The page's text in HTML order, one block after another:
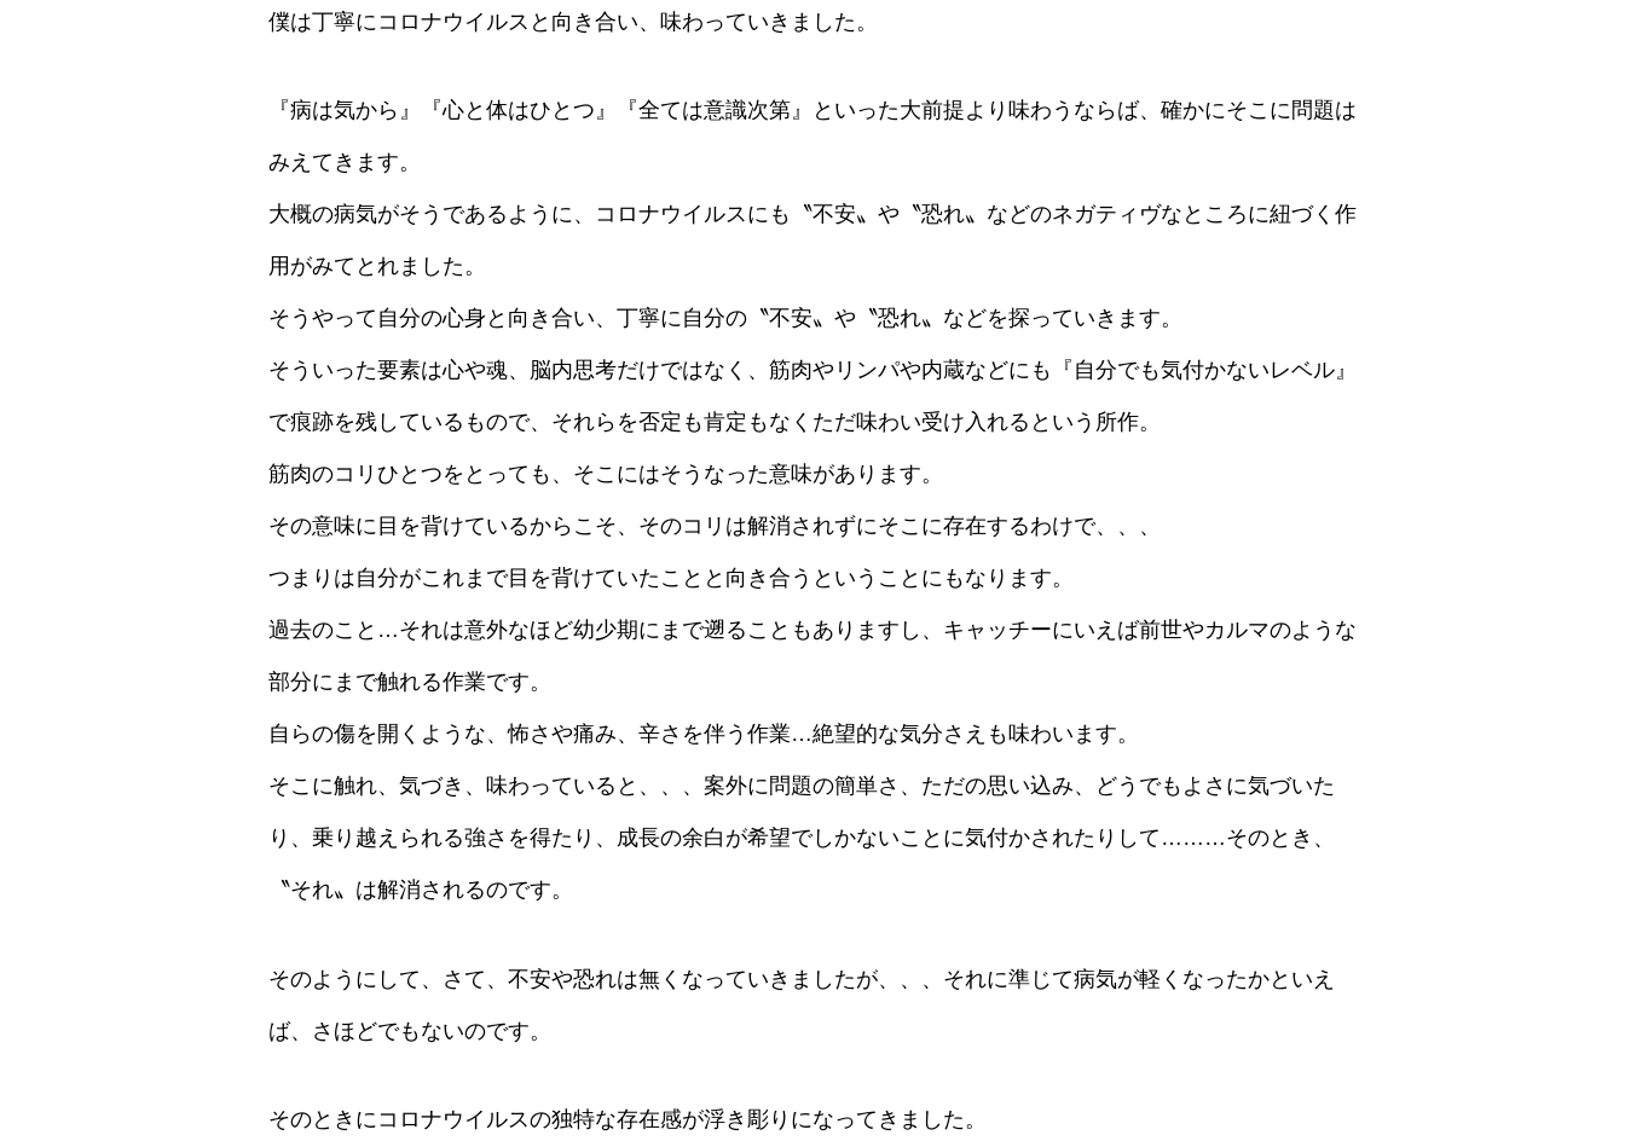
僕は丁寧にコロナウイルスと向き合い、味わっていきました。
『病は気から』『心と体はひとつ』『全ては意識次第』といった大前提より味わうならば、確かにそこに問題は
みえてきます。
大概の病気がそうであるように、コロナウイルスにも〝不安〟や〝恐れ〟などのネガティヴなところに紐づく作
用がみてとれました。
そうやって自分の心身と向き合い、丁寧に自分の〝不安〟や〝恐れ〟などを探っていきます。
そういった要素は心や魂、脳内思考だけではなく、筋肉やリンパや内蔵などにも『自分でも気付かないレベル』
で痕跡を残しているもので、それらを否定も肯定もなくただ味わい受け入れるという所作。
筋肉のコリひとつをとっても、そこにはそうなった意味があります。
その意味に目を背けているからこそ、そのコリは解消されずにそこに存在するわけで、、、
つまりは自分がこれまで目を背けていたことと向き合うということにもなります。
過去のこと…それは意外なほど幼少期にまで遡ることもありますし、キャッチーにいえば前世やカルマのような
部分にまで触れる作業です。
自らの傷を開くような、怖さや痛み、辛さを伴う作業…絶望的な気分さえも味わいます。
そこに触れ、気づき、味わっていると、、、案外に問題の簡単さ、ただの思い込み、どうでもよさに気づいた
り、乗り越えられる強さを得たり、成長の余白が希望でしかないことに気付かされたりして………そのとき、
〝それ〟は解消されるのです。
そのようにして、さて、不安や恐れは無くなっていきましたが、、、それに準じて病気が軽くなったかといえ
ば、さほどでもないのです。
そのときにコロナウイルスの独特な存在感が浮き彫りになってきました。